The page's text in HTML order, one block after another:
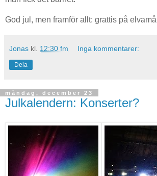
God jul, men framför allt: grattis på
Jonas kl. 12:30 fm Inga kommentarer:
Dela
måndag, december 23
Julkalendern: Konserter?